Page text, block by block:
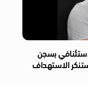
بسجن
الاستهداف